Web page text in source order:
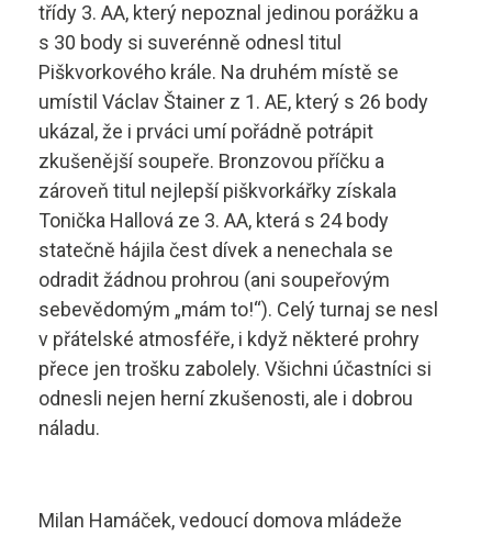
Dopravní a letecký technik
Diagnostik zemědělské techniky
Dopravní technik
Technolog výroby potravin
Ceník
Projekt ECDL
Kontakty autoškoly
Skupina B
Skupina B+E
Skupina B96
Skupina C
Skupina C+E
Skupina L17
Microsoft 365
+420 495 490 328
sstrnb@sstrnb.cz
Virtuální prohlídka
třídy 3. AA, který nepoznal jedinou porážku a
s 30 body si suverénně odnesl titul
Piškvorkového krále. Na druhém místě se
umístil Václav Štainer z 1. AE, který s 26 body
ukázal, že i prváci umí pořádně potrápit
zkušenější soupeře. Bronzovou příčku a
zároveň titul nejlepší piškvorkářky získala
Tonička Hallová ze 3. AA, která s 24 body
statečně hájila čest dívek a nenechala se
odradit žádnou prohrou (ani soupeřovým
sebevědomým „mám to!“). Celý turnaj se nesl
v přátelské atmosféře, i když některé prohry
přece jen trošku zabolely. Všichni účastníci si
odnesli nejen herní zkušenosti, ale i dobrou
náladu.
Milan Hamáček, vedoucí domova mládeže